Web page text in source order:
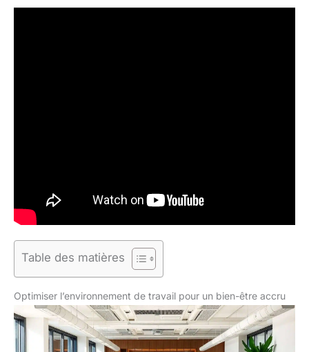
Table des matières
Optimiser l’environnement de travail pour un bien-être accru